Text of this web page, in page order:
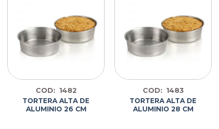
COD: 1482
TORTERA ALTA DE
ALUMINIO 26 CM
COD: 1483
TORTERA ALTA DE
ALUMINIO 28 CM